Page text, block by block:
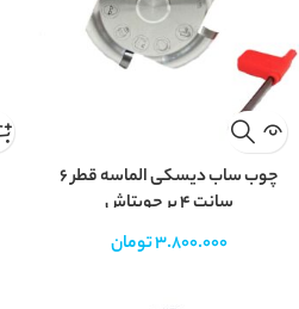
چوب ساب دیسکی الماسه قطر 6
سانت 4 پر چوبتاش
3.800.000تومان